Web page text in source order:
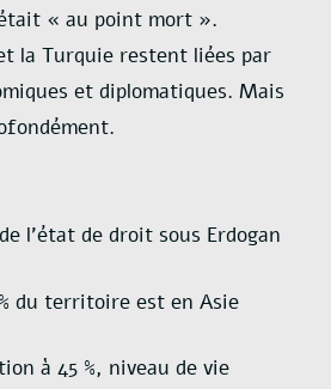
« au point mort ».
la Turquie restent liées par
et diplomatiques. Mais
l’état de droit sous Erdogan
du territoire est en Asie
à 45 %, niveau de vie